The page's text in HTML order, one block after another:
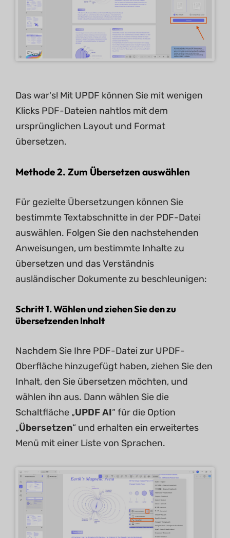
Das war's! Mit UPDF können Sie mit wenigen
Klicks PDF-Dateien nahtlos mit dem
ursprünglichen Layout und Format
übersetzen.
Methode 2. Zum Übersetzen auswählen
Für gezielte Übersetzungen können Sie
bestimmte Textabschnitte in der PDF-Datei
auswählen. Folgen Sie den nachstehenden
Anweisungen, um bestimmte Inhalte zu
übersetzen und das Verständnis
ausländischer Dokumente zu beschleunigen:
Schritt 1. Wählen und ziehen Sie den zu
übersetzenden Inhalt
Nachdem Sie Ihre PDF-Datei zur UPDF-
Oberfläche hinzugefügt haben, ziehen Sie den
Inhalt, den Sie übersetzen möchten, und
wählen ihn aus. Dann wählen Sie die
Schaltfläche „UPDF AI“ für die Option
„Übersetzen“ und erhalten ein erweitertes
Menü mit einer Liste von Sprachen.